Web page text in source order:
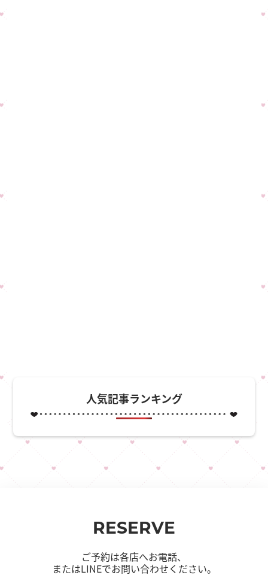
人気記事ランキング
RESERVE
ご予約は各店へお電話、
またはLINEでお問い合わせください。